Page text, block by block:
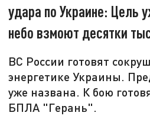
удара по Украине: Цель
небо взмоют десятки
ВС России готовят
энергетике Украины.
уже названа. К бою
БПЛА "Герань".